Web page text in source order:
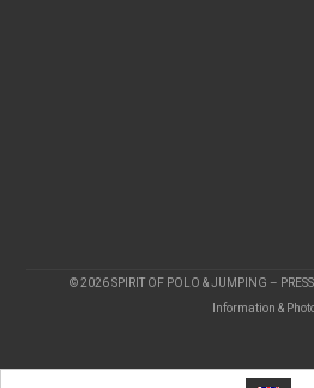
© 2026 SPIRIT OF POLO & JUMPING –
Information &